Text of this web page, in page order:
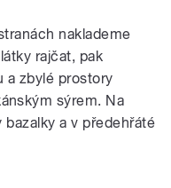
naklademe
rajčat, pak
a zbylé prostory
sýrem. Na
a v předehřáté